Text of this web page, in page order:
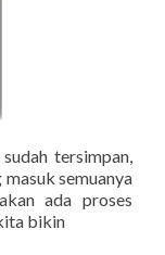
tersimpan,
semuanya
ada proses
bikin